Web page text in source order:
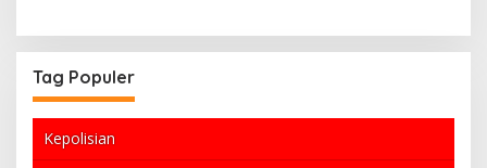
Tag Populer
Kepolisian